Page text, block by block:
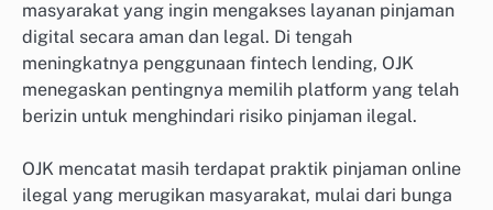
masyarakat yang ingin mengakses layanan pinjaman
digital secara aman dan legal. Di tengah
meningkatnya penggunaan fintech lending, OJK
menegaskan pentingnya memilih platform yang telah
berizin untuk menghindari risiko pinjaman ilegal.
OJK mencatat masih terdapat praktik pinjaman online
ilegal yang merugikan masyarakat, mulai dari bunga